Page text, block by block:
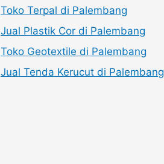
Toko Terpal di Palembang
Jual Plastik Cor di Palembang
Toko Geotextile di Palembang
Jual Tenda Kerucut di Palembang